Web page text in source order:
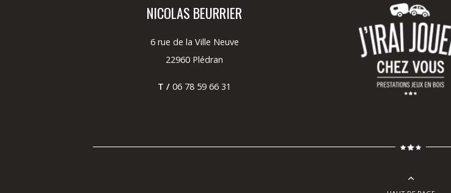
NICOLAS BEURRIER
6 rue de la Ville Neuve
22960 Plédran
T / 06 78 59 66 31